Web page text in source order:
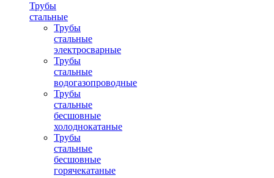
Трубы
стальные
Трубы
стальные
электросварные
Трубы
стальные
водогазопроводные
Трубы
стальные
бесшовные
холоднокатаные
Трубы
стальные
бесшовные
горячекатаные